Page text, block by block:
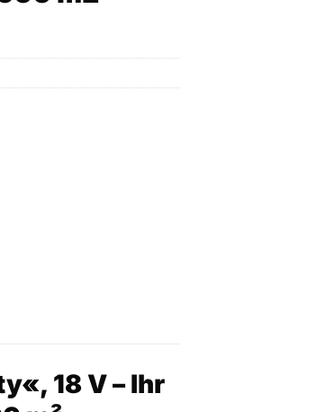
18 V – Ihr